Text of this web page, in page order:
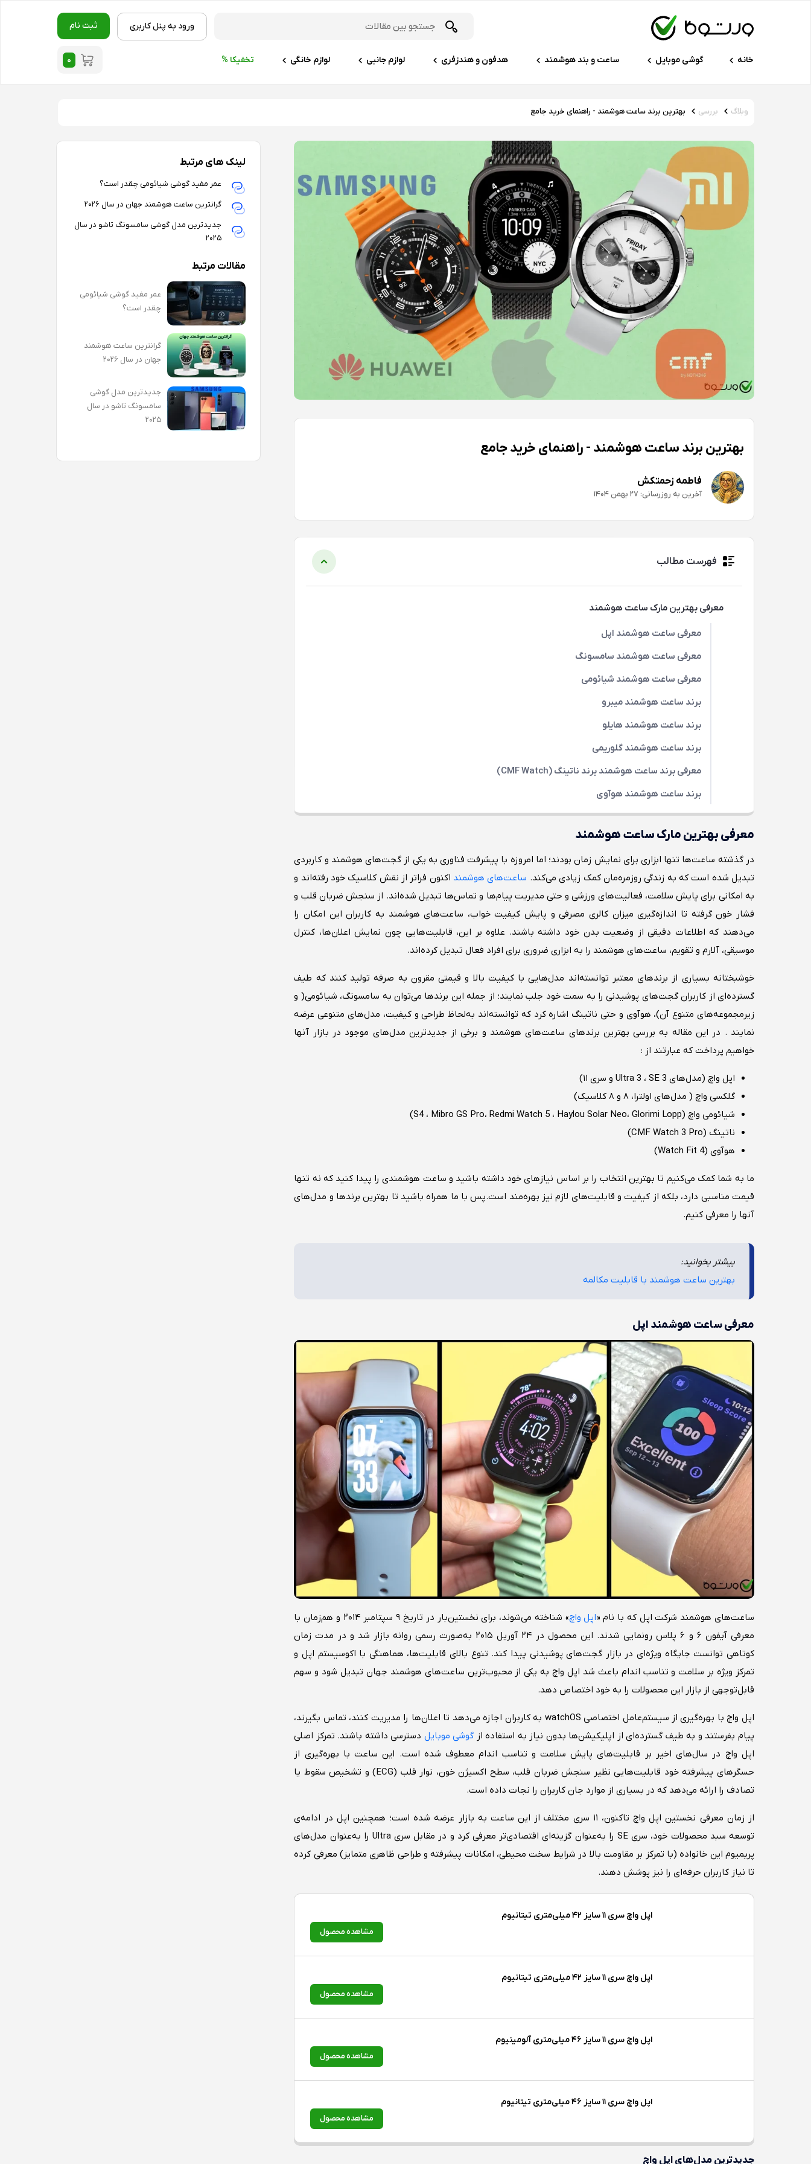
ورود به پنل کاربری ثبت نام
خانه گوشی موبایل ساعت و بند هوشمند هدفون و هندزفری لوازم جانبی لوازم خانگی تخفیکا % ۰
وبلاگ بررسی بهترین برند ساعت هوشمند - راهنمای خرید جامع
بهترین برند ساعت هوشمند - راهنمای خرید جامع
فاطمه زحمتکش
آخرین به روزرسانی: ۲۷ بهمن ۱۴۰۴
فهرست مطالب
معرفی بهترین مارک ساعت هوشمند
معرفی ساعت هوشمند اپل
معرفی ساعت هوشمند سامسونگ
معرفی ساعت هوشمند شیائومی
برند ساعت هوشمند میبرو
برند ساعت هوشمند هایلو
برند ساعت هوشمند گلوریمی
معرفی برند ساعت هوشمند برند ناتینگ (CMF Watch)
برند ساعت هوشمند هوآوی
معرفی بهترین مارک ساعت هوشمند
در گذشته ساعت‌ها تنها ابزاری برای نمایش زمان بودند؛ اما امروزه با پیشرفت فناوری به یکی از گجت‌های هوشمند و کاربردی
تبدیل شده است که به زندگی روزمره‌مان کمک زیادی می‌کند. ساعت‌های هوشمند اکنون فراتر از نقش کلاسیک خود رفته‌اند و
به امکانی برای پایش سلامت، فعالیت‌های ورزشی و حتی مدیریت پیام‌ها و تماس‌ها تبدیل شده‌اند. از سنجش ضربان قلب و
فشار خون گرفته تا اندازه‌گیری میزان کالری مصرفی و پایش کیفیت خواب، ساعت‌های هوشمند به کاربران این امکان را
می‌دهند که اطلاعات دقیقی از وضعیت بدن خود داشته باشند. علاوه بر این، قابلیت‌هایی چون نمایش اعلان‌ها، کنترل
موسیقی، آلارم و تقویم، ساعت‌های هوشمند را به ابزاری ضروری برای افراد فعال تبدیل کرده‌اند.
خوشبختانه بسیاری از برندهای معتبر توانسته‌اند مدل‌هایی با کیفیت بالا و قیمتی مقرون به صرفه تولید کنند که طیف
گسترده‌ای از کاربران گجت‌های پوشیدنی را به سمت خود جلب نمایند؛ از جمله این برندها می‌توان به سامسونگ، شیائومی( و
زیرمجموعه‌های متنوع آن)، هوآوی و حتی ناتینگ اشاره کرد که توانسته‌اند به‌لحاظ طراحی و کیفیت، مدل‌های متنوعی عرضه
نمایند . در این مقاله به بررسی بهترین برندهای ساعت‌های هوشمند و برخی از جدیدترین مدل‌های موجود در بازار آنها
خواهیم پرداخت که عبارتند از :
اپل واچ (مدل‌های Ultra 3 ، SE 3 و سری ۱۱)
گلکسی واچ ( مدل‌های اولترا، ۸ و ۸ کلاسیک)
شیائومی واچ (S4 ، Mibro GS Pro، Redmi Watch 5 ، Haylou Solar Neo، Glorimi Lopp)
ناتینگ (CMF Watch 3 Pro)
هوآوی (Watch Fit 4)
ما به شما کمک می‌کنیم تا بهترین انتخاب را بر اساس نیازهای خود داشته باشید و ساعت هوشمندی را پیدا کنید که نه تنها
قیمت مناسبی دارد، بلکه از کیفیت و قابلیت‌های لازم نیز بهره‌مند است.پس با ما همراه باشید تا بهترین برندها و مدل‌های
آنها را معرفی کنیم.
بیشتر بخوانید:
بهترین ساعت هوشمند با قابلیت مکالمه
معرفی ساعت هوشمند اپل
ساعت‌های هوشمند شرکت اپل که با نام «اپل واچ
» شناخته می‌شوند، برای نخستین‌بار در تاریخ ۹ سپتامبر ۲۰۱۴ و هم‌زمان با
معرفی آیفون ۶ و ۶ پلاس رونمایی شدند. این محصول در ۲۴ آوریل ۲۰۱۵ به‌صورت رسمی روانه بازار شد و در مدت زمان
کوتاهی توانست جایگاه ویژه‌ای در بازار گجت‌های پوشیدنی پیدا کند. تنوع بالای قابلیت‌ها، هماهنگی با اکوسیستم اپل و
تمرکز ویژه بر سلامت و تناسب اندام باعث شد اپل واچ به یکی از محبوب‌ترین ساعت‌های هوشمند جهان تبدیل شود و سهم
قابل‌توجهی از بازار این محصولات را به خود اختصاص دهد.
اپل واچ با بهره‌گیری از سیستم‌عامل اختصاصی watchOS به کاربران اجازه می‌دهد تا اعلان‌ها را مدیریت کنند، تماس بگیرند،
پیام بفرستند و به طیف گسترده‌ای از اپلیکیشن‌ها بدون نیاز به استفاده از گوشی موبایل دسترسی داشته باشند. تمرکز اصلی
اپل واچ در سال‌های اخیر بر قابلیت‌های پایش سلامت و تناسب اندام معطوف شده است. این ساعت با بهره‌گیری از
حسگرهای پیشرفته خود قابلیت‌هایی نظیر سنجش ضربان قلب، سطح اکسیژن خون، نوار قلب (ECG) و تشخیص سقوط یا
تصادف را ارائه می‌دهد که در بسیاری از موارد جان کاربران را نجات داده است.
از زمان معرفی نخستین اپل واچ تاکنون، ۱۱ سری مختلف از این ساعت به بازار عرضه شده است؛ همچنین اپل در ادامه‌ی
توسعه سبد محصولات خود، سری SE را به‌عنوان گزینه‌ای اقتصادی‌تر معرفی کرد و در مقابل سری Ultra را به‌عنوان مدل‌های
پریمیوم این خانواده (با تمرکز بر مقاومت بالا در شرایط سخت محیطی، امکانات پیشرفته و طراحی ظاهری متمایز) معرفی کرده
تا نیاز کاربران حرفه‌ای را نیز پوشش دهند.
اپل واچ سری ۱۱ سایز ۴۲ میلی‌متری تیتانیوم
مشاهده محصول
اپل واچ سری ۱۱ سایز ۴۲ میلی‌متری تیتانیوم
مشاهده محصول
اپل واچ سری ۱۱ سایز ۴۶ میلی‌متری آلومینیوم
مشاهده محصول
اپل واچ سری ۱۱ سایز ۴۶ میلی‌متری تیتانیوم
مشاهده محصول
جدیدترین مدل‌های اپل واچ
لینک های مرتبط
عمر مفید گوشی شیائومی چقدر است؟
گرانترین ساعت هوشمند جهان در سال ۲۰۲۶
جدیدترین مدل گوشی سامسونگ تاشو در سال
۲۰۲۵
مقالات مرتبط
عمر مفید گوشی شیائومی
چقدر است؟
گرانترین ساعت هوشمند
جهان در سال ۲۰۲۶
جدیدترین مدل گوشی
سامسونگ تاشو در سال
۲۰۲۵